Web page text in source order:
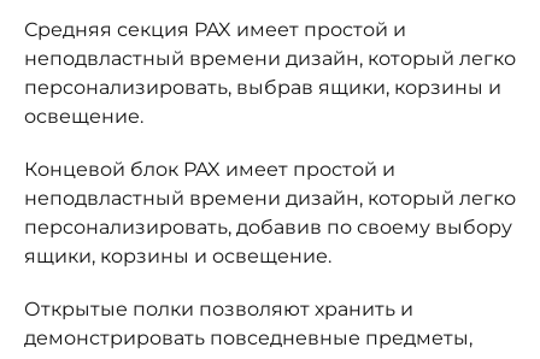
Средняя секция PAX имеет простой и
неподвластный времени дизайн, который легко
персонализировать, выбрав ящики, корзины и
освещение.
Концевой блок PAX имеет простой и
неподвластный времени дизайн, который легко
персонализировать, добавив по своему выбору
ящики, корзины и освещение.
Открытые полки позволяют хранить и
демонстрировать повседневные предметы,